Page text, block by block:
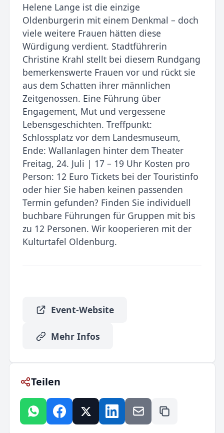
Helene Lange ist die einzige
Oldenburgerin mit einem Denkmal – doch
viele weitere Frauen hätten diese
Würdigung verdient. Stadtführerin
Christine Krahl stellt bei diesem Rundgang
bemerkenswerte Frauen vor und rückt sie
aus dem Schatten ihrer männlichen
Zeitgenossen. Eine Führung über
Engagement, Mut und vergessene
Lebensgeschichten. Treffpunkt:
Schlossplatz vor dem Landesmuseum,
Ende: Wallanlagen hinter dem Theater
Freitag, 24. Juli | 17 – 19 Uhr Kosten pro
Person: 12 Euro Tickets bei der Touristinfo
oder hier Sie haben keinen passenden
Termin gefunden? Finden Sie individuell
buchbare Führungen für Gruppen mit bis
zu 12 Personen. Wir kooperieren mit der
Kulturtafel Oldenburg.
Event-Website
Mehr Infos
Teilen